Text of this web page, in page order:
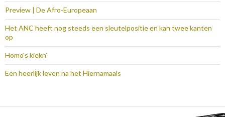
Preview | De Afro-Europeaan
Het ANC heeft nog steeds een sleutelpositie en kan twee kanten
op
Homo’s kiekn’
Een heerlijk leven na het Hiernamaals